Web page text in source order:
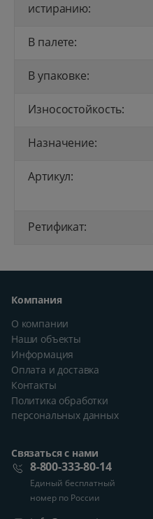
истиранию:
В палете:
В упаковке:
Износостойкость:
Назначение:
Артикул:
Ретификат:
Компания
О компании
Наши объекты
Информация
Оплата и доставка
Контакты
Политика обработки
персональных данных
Связаться с нами
8-800-333-80-14
Единый бесплатный
номер по России